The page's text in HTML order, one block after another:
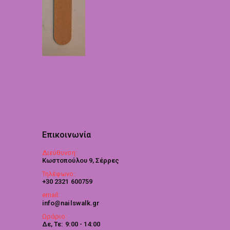
Επικοινωνία
Διεύθυνση:
Κωστοπούλου 9, Σέρρες
Τηλέφωνο:
+30 2321 600759
email:
info@nailswalk.gr
Ωράριο:
Δε, Τε: 9:00 - 14:00